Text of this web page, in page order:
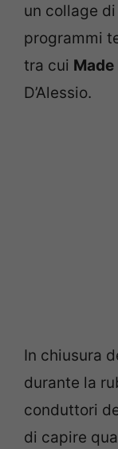
un collage
programmi
tra cui Made
D’Alessio.
In chiusura
durante la
conduttori
di capire